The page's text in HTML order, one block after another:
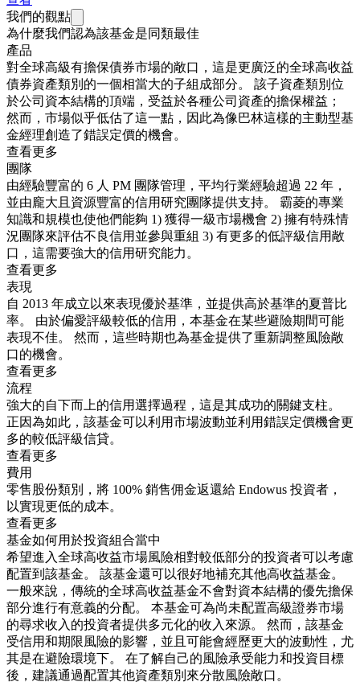
我們的觀點
為什麼我們認為該基金是同類最佳
產品
對全球高級有擔保債券市場的敞口，這是更廣泛的全球高收益
債券資產類別的一個相當大的子組成部分。 該子資產類別位
於公司資本結構的頂端，受益於各種公司資產的擔保權益；
然而，市場似乎低估了這一點，因此為像巴林這樣的主動型基
金經理創造了錯誤定價的機會。
查看更多
團隊
由經驗豐富的 6 人 PM 團隊管理，平均行業經驗超過 22 年，
並由龐大且資源豐富的信用研究團隊提供支持。 霸菱的專業
知識和規模也使他們能夠 1) 獲得一級市場機會 2) 擁有特殊情
況團隊來評估不良信用並參與重組 3) 有更多的低評級信用敞
口，這需要強大的信用研究能力。
查看更多
表現
自 2013 年成立以來表現優於基準，並提供高於基準的夏普比
率。 由於偏愛評級較低的信用，本基金在某些避險期間可能
表現不佳。 然而，這些時期也為基金提供了重新調整風險敞
口的機會。
查看更多
流程
強大的自下而上的信用選擇過程，這是其成功的關鍵支柱。
正因為如此，該基金可以利用市場波動並利用錯誤定價機會更
多的較低評級信貸。
查看更多
費用
零售股份類別，將 100% 銷售佣金返還給 Endowus 投資者，
以實現更低的成本。
查看更多
基金如何用於投資組合當中
希望進入全球高收益市場風險相對較低部分的投資者可以考慮
配置到該基金。 該基金還可以很好地補充其他高收益基金。
一般來說，傳統的全球高收益基金不會對資本結構的優先擔保
部分進行有意義的分配。 本基金可為尚未配置高級證券市場
的尋求收入的投資者提供多元化的收入來源。 然而，該基金
受信用和期限風險的影響，並且可能會經歷更大的波動性，尤
其是在避險環境下。 在了解自己的風險承受能力和投資目標
後，建議通過配置其他資產類別來分散風險敞口。